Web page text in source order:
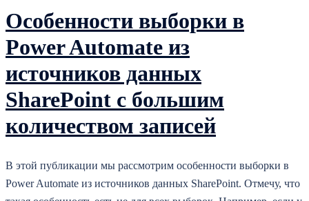
Особенности выборки в
Power Automate из
источников данных
SharePoint с большим
количеством записей
В этой публикации мы рассмотрим особенности выборки в
Power Automate из источников данных SharePoint. Отмечу, что